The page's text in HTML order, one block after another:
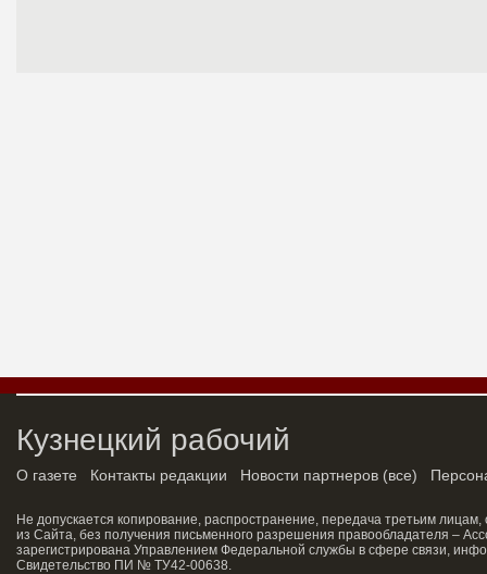
Кузнецкий рабочий
О газете Контакты редакции Новости партнеров (все)
Не допускается копирование, распространение, передача третьим
из Сайта, без получения письменного разрешения правообладателя –
зарегистрирована Управлением Федеральной службы в сфере связи,
Свидетельство ПИ № ТУ42-00638.